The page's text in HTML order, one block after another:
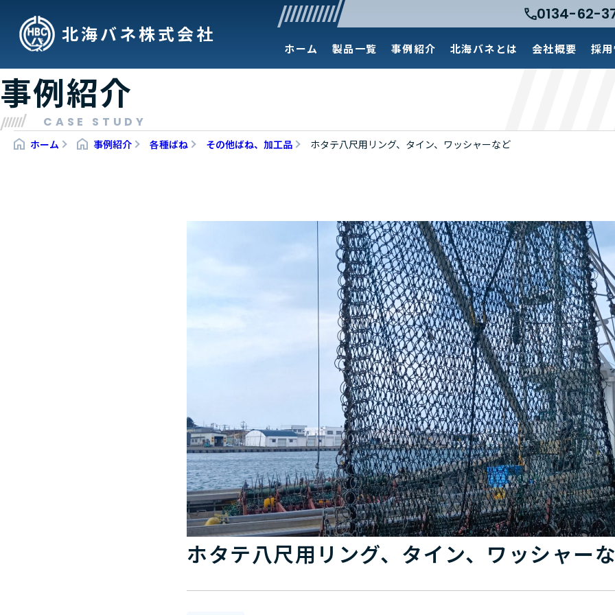
北海バネ株式会社
0134-62-
ホーム 製品一覧 事例紹介 北海バネとは 会社概要 採
事例紹介
CASE STUDY
ホーム 事例紹介 各種ばね その他ばね、加工品 ホタテ八尺用リング、タイン、ワッシャーなど
ホタテ八尺用リング、タイン、ワッシャー